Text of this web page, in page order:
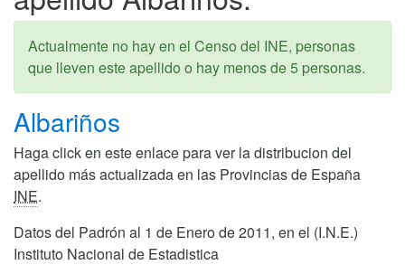
Actualmente no hay en el Censo del INE, personas
que lleven este apellido o hay menos de 5 personas.
Albariños
Haga click en este enlace para ver la distribucion del
apellido más actualizada en las Provincias de España
INE.
Datos del Padrón al 1 de Enero de 2011, en el (I.N.E.)
Instituto Nacional de Estadistica